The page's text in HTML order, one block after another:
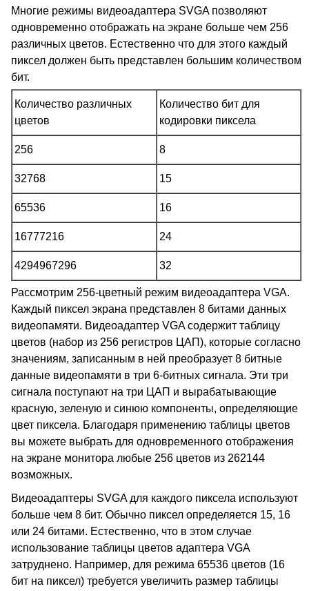
Многие режимы видеоадаптера SVGA позволяют
одновременно отображать на экране больше чем 256
различных цветов. Естественно что для этого каждый
пиксел должен быть представлен большим количеством
бит.
Количество различных
цветов
Количество бит для
кодировки пиксела
256 8
32768 15
65536 16
16777216 24
4294967296 32
Рассмотрим 256-цветный режим видеоадаптера VGA.
Каждый пиксел экрана представлен 8 битами данных
видеопамяти. Видеоадаптер VGA содержит таблицу
цветов (набор из 256 регистров ЦАП), которые согласно
значениям, записанным в ней преобразует 8 битные
данные видеопамяти в три 6-битных сигнала. Эти три
сигнала поступают на три ЦАП и вырабатывающие
красную, зеленую и синюю компоненты, определяющие
цвет пиксела. Благодаря применению таблицы цветов
вы можете выбрать для одновременного отображения
на экране монитора любые 256 цветов из 262144
возможных.
Видеоадаптеры SVGA для каждого пиксела используют
больше чем 8 бит. Обычно пиксел определяется 15, 16
или 24 битами. Естественно, что в этом случае
использование таблицы цветов адаптера VGA
затруднено. Например, для режима 65536 цветов (16
бит на пиксел) требуется увеличить размер таблицы